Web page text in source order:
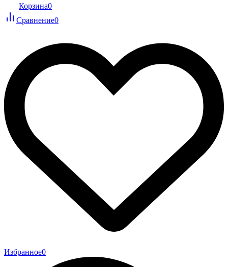
Корзина0
Сравнение0
Избранное0